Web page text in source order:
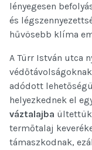
lényegesen
és
hűvösebb klíma
A Türr István utca
adódott
helyezkednek el
váztalajba
termőtalaj
támaszkodnak,